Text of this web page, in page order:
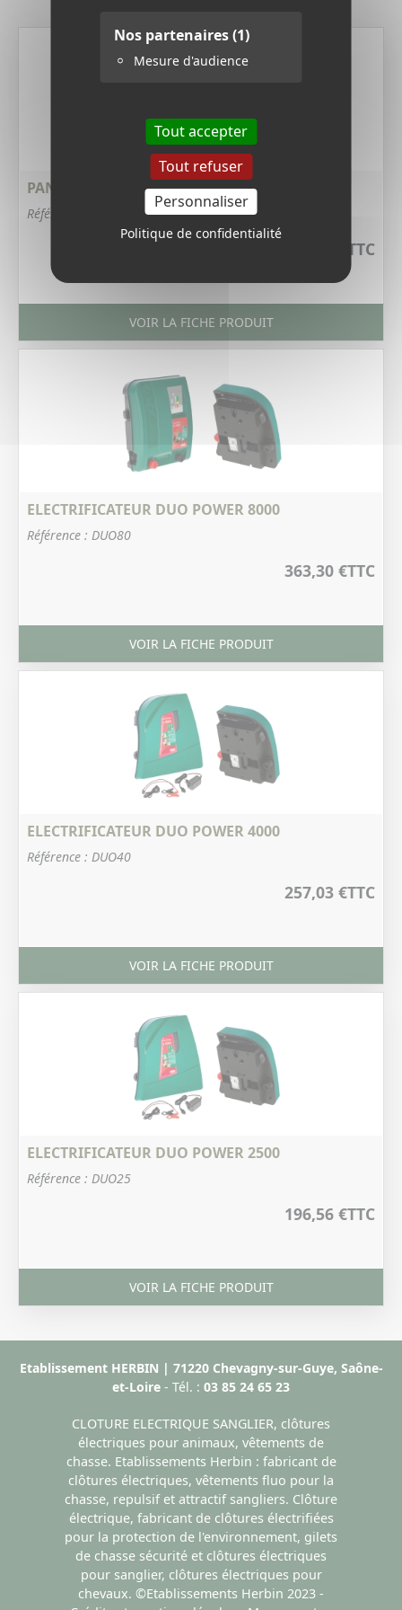
Nos partenaires(1)
Mesure d'audience
Tout accepter
Tout refuser
Personnaliser
Politique de confidentialité
PANNEAU SOLAIRE 15 W - 6 VOLTS
Référence : 406V
TTC
VOIR LA FICHE PRODUIT
ELECTRIFICATEUR DUO POWER 8000
Référence : DUO80
363,30 €TTC
VOIR LA FICHE PRODUIT
ELECTRIFICATEUR DUO POWER 4000
Référence : DUO40
257,03 €TTC
VOIR LA FICHE PRODUIT
ELECTRIFICATEUR DUO POWER 2500
Référence : DUO25
196,56 €TTC
VOIR LA FICHE PRODUIT
Etablissement HERBIN | 71220 Chevagny-sur-Guye, Saône-
et-Loire - Tél. : 03 85 24 65 23
CLOTURE ELECTRIQUE SANGLIER, clôtures
électriques pour animaux, vêtements de
chasse. Etablissements Herbin : fabricant de
clôtures électriques, vêtements fluo pour la
chasse, repulsif et attractif sangliers. Clôture
électrique, fabricant de clôtures électrifiées
pour la protection de l'environnement, gilets
de chasse sécurité et clôtures électriques
pour sanglier, clôtures électriques pour
chevaux. ©Etablissements Herbin 2023 -